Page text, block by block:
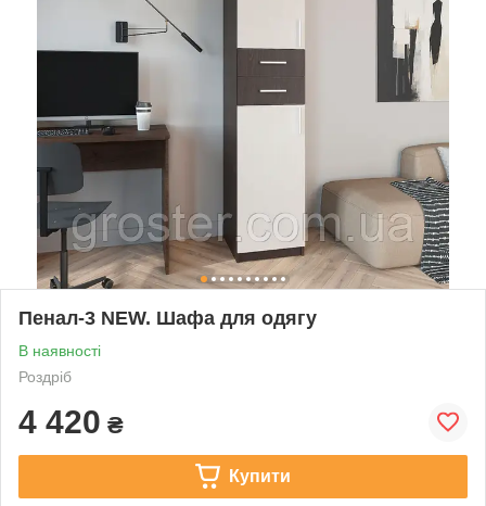
Пенал-3 NEW. Шафа для одягу
В наявності
Роздріб
4 420 ₴
Купити